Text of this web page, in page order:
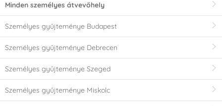
Minden személyes átvevőhely
Személyes gyűjteménye Budapest
Személyes gyűjteménye Debrecen
Személyes gyűjteménye Szeged
Személyes gyűjteménye Miskolc